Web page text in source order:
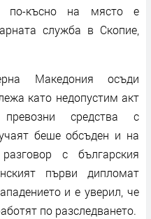
по-късно на място е
служба в Скопие,
Македония осъди
като недопустим акт
средства с
беше обсъден и на
с българския
първи дипломат
и е уверил, че
по разследването.